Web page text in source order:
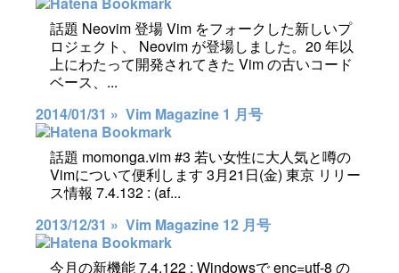
話題 Neovim 登場 Vim をフォークした新しいプ
ロジェクト、 Neovim が登場しました。20 年以
上にわたって開発されてきた Vim の古いコード
ベース、...
2014/01/31 » Vim Magazine 1 月号
話題 momonga.vim #3 若い女性に大人気と噂の
Vimについて便利します 3月21日(金) 東京 リリー
ス情報 7.4.132 : (af...
2013/12/31 » Vim Magazine 12 月号
今月の新機能 7.4.122 : Windowsで enc=utf-8 の